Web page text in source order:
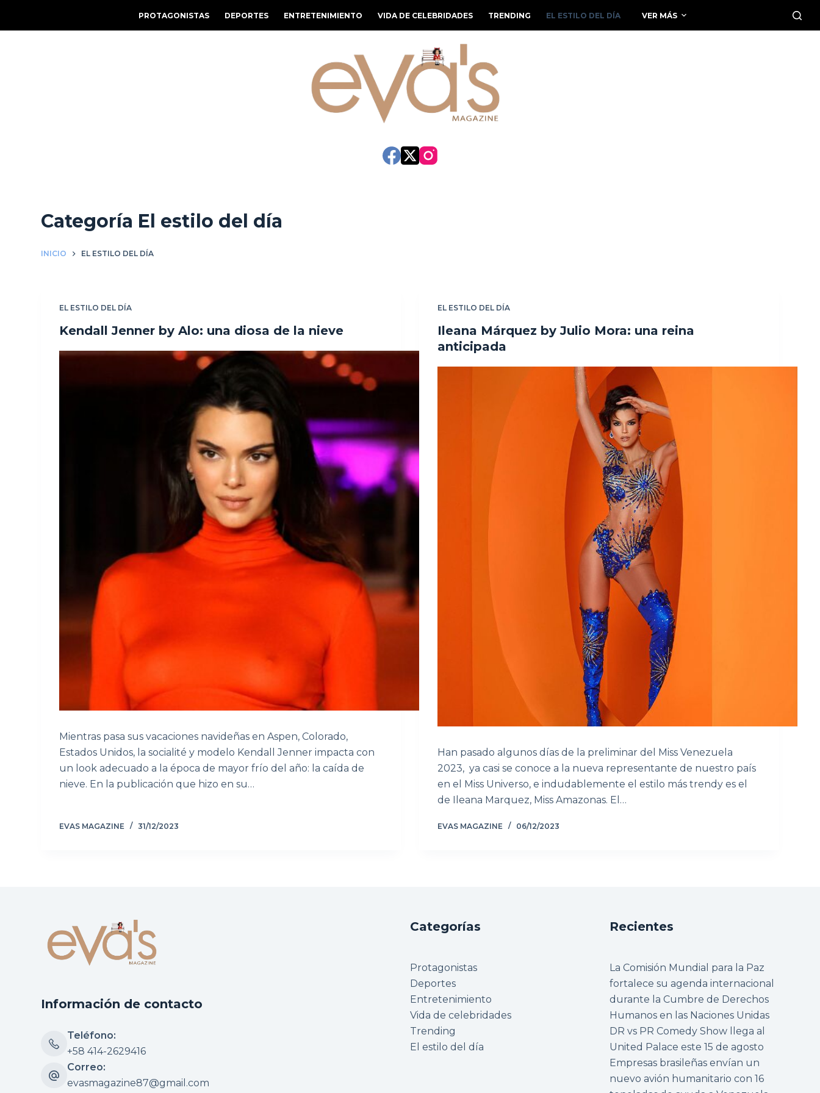
a
PROTAGONISTAS DEPORTES ENTRETENIMIENTO VIDA DE CELEBRIDADES TRENDING EL ESTILO DEL DÍA VER MÁS
Categoría El estilo del día
INICIO EL ESTILO DEL DÍA
EL ESTILO DEL DÍA
Kendall Jenner by Alo: una diosa de la nieve
Mientras pasa sus vacaciones navideñas en Aspen, Colorado,
Estados Unidos, la socialité y modelo Kendall Jenner impacta con
un look adecuado a la época de mayor frío del año: la caída de
nieve. En la publicación que hizo en su…
EVAS MAGAZINE 31/12/2023
EL ESTILO DEL DÍA
Ileana Márquez by Julio Mora: una reina
anticipada
Han pasado algunos días de la preliminar del Miss Venezuela
2023, ya casi se conoce a la nueva representante de nuestro país
en el Miss Universo, e indudablemente el estilo más trendy es el
de Ileana Marquez, Miss Amazonas. El…
EVAS MAGAZINE 06/12/2023
Información de contacto
Teléfono:
+58 414-2629416
Correo:
evasmagazine87@gmail.com
Categorías
Protagonistas
Deportes
Entretenimiento
Vida de celebridades
Trending
El estilo del día
Recientes
La Comisión Mundial para la Paz
fortalece su agenda internacional
durante la Cumbre de Derechos
Humanos en las Naciones Unidas
DR vs PR Comedy Show llega al
United Palace este 15 de agosto
Empresas brasileñas envían un
nuevo avión humanitario con 16